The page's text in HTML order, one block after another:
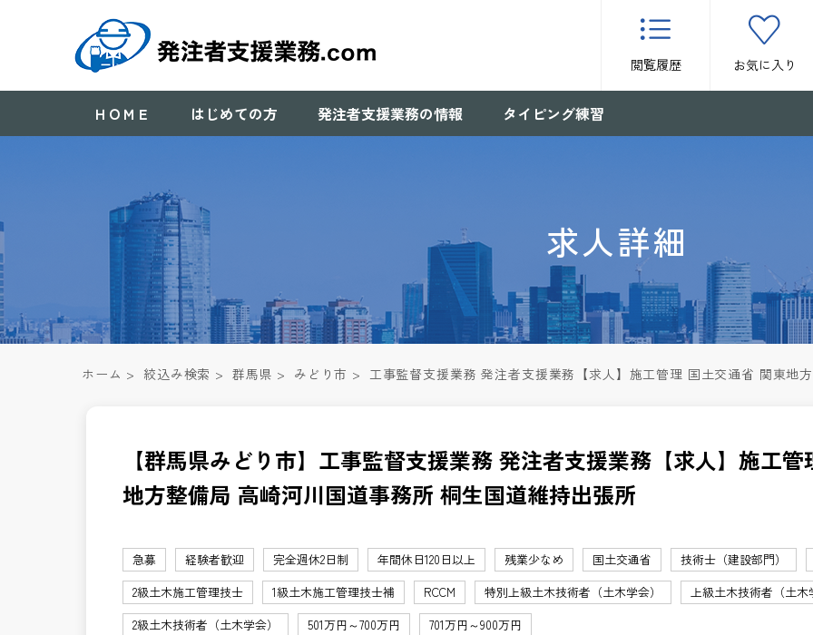
閲覧履歴 お気に入り
ＨＯＭＥ はじめての方 発注者支援業務の情報 タイピング練習
求人詳細
ホーム > 絞込み検索 > 群馬県 > みどり市 > 工事監督支援業務 発注者支援業務【求人】施工管理 国土交通省 関東地
【群馬県みどり市】工事監督支援業務 発注者支援業務【求人】施工
地方整備局 高崎河川国道事務所 桐生国道維持出張所
急募 経験者歓迎 完全週休2日制 年間休日120日以上 残業少なめ 国土交通省
技術士（建設部門）
2級土木施工管理技士
1級土木施工管理技士補 RCCM 特別上級土木技術者（土木学会）
上級土木技術者（土木
2級土木技術者（土木学会）
501万円～700万円 701万円～900万円